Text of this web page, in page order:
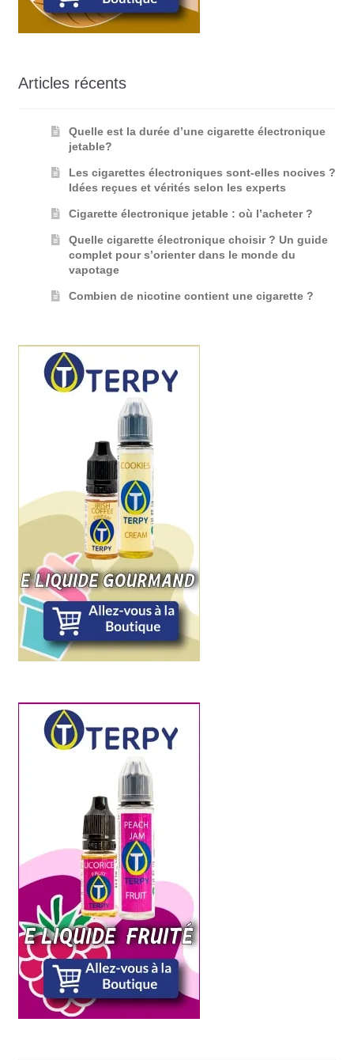
Articles récents
Quelle est la durée d’une cigarette électronique
jetable?
Les cigarettes électroniques sont-elles nocives ?
Idées reçues et vérités selon les experts
Cigarette électronique jetable : où l’acheter ?
Quelle cigarette électronique choisir ? Un guide
complet pour s’orienter dans le monde du
vapotage
Combien de nicotine contient une cigarette ?